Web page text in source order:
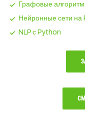
Графовые
Нейронные сети на
NLP с Python